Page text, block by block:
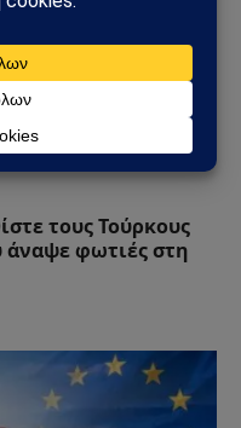
τους Τούρκους
άναψε φωτιές στη